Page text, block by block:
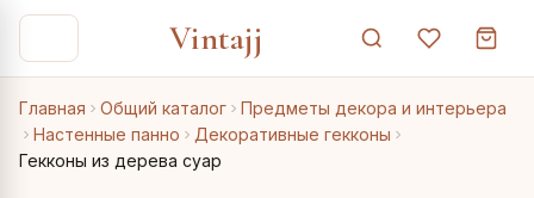
Vintajj
Главная Общий каталог
Предметы декора и интерьера
Настенные панно
Декоративные гекконы
Гекконы из дерева суар